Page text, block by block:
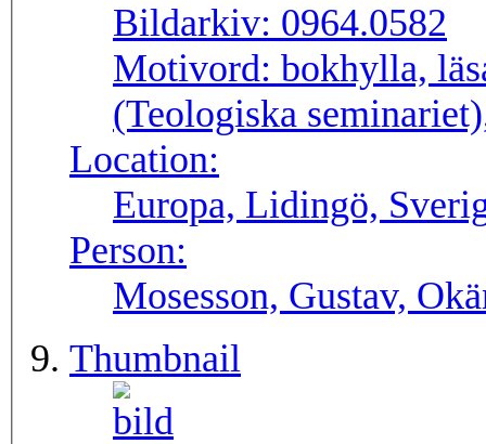
Bildarkiv: 0964.0582
Motivord: bokhylla,
(Teologiska
Location:
Europa, Lidingö,
Person:
Mosesson, Gustav,
Thumbnail